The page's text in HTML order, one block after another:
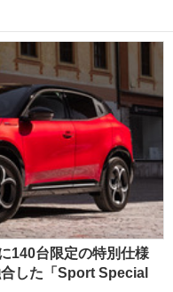
140台限定の特別仕様
した「Sport Special